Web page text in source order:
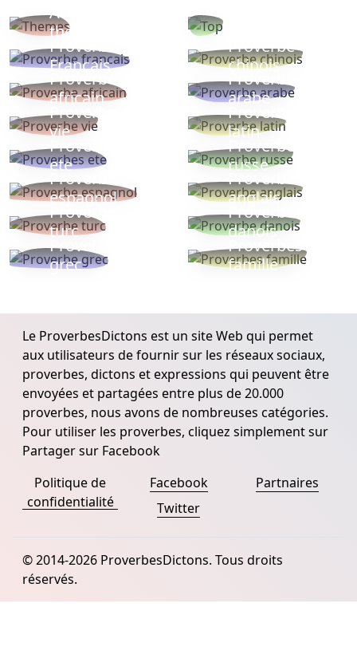
Autres
thèmes
Proverbe
Français
Proverbe
chinois
Proverbe
africain
Proverbe
arabe
Proverbe
vie
Proverbe
latin
Proverbes
ete
Proverbe
russe
Proverbe
espagnol
Proverbe
anglais
Proverbe
turc
Proverbe
danois
Proverbe
grec
Proverbes
famille
Le ProverbesDictons est un site Web qui permet
aux utilisateurs de fournir sur les réseaux sociaux,
proverbes, dictons et expressions qui peuvent être
envoyées et partagées entre plus de 20.000
proverbes, nous avons de nombreuses catégories.
Pour utiliser les proverbes, cliquez simplement sur
Partager sur Facebook
Politique de
confidentialité
Facebook
Twitter
Partnaires
© 2014-2026 ProverbesDictons. Tous droits
réservés.